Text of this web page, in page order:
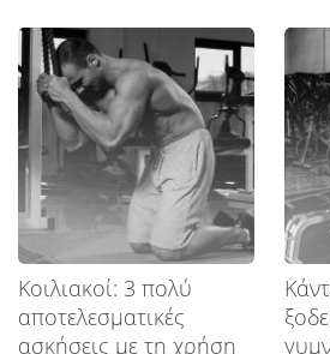
Κοιλιακοί: 3 πολύ
αποτελεσματικές
ασκήσεις με τη χρήση